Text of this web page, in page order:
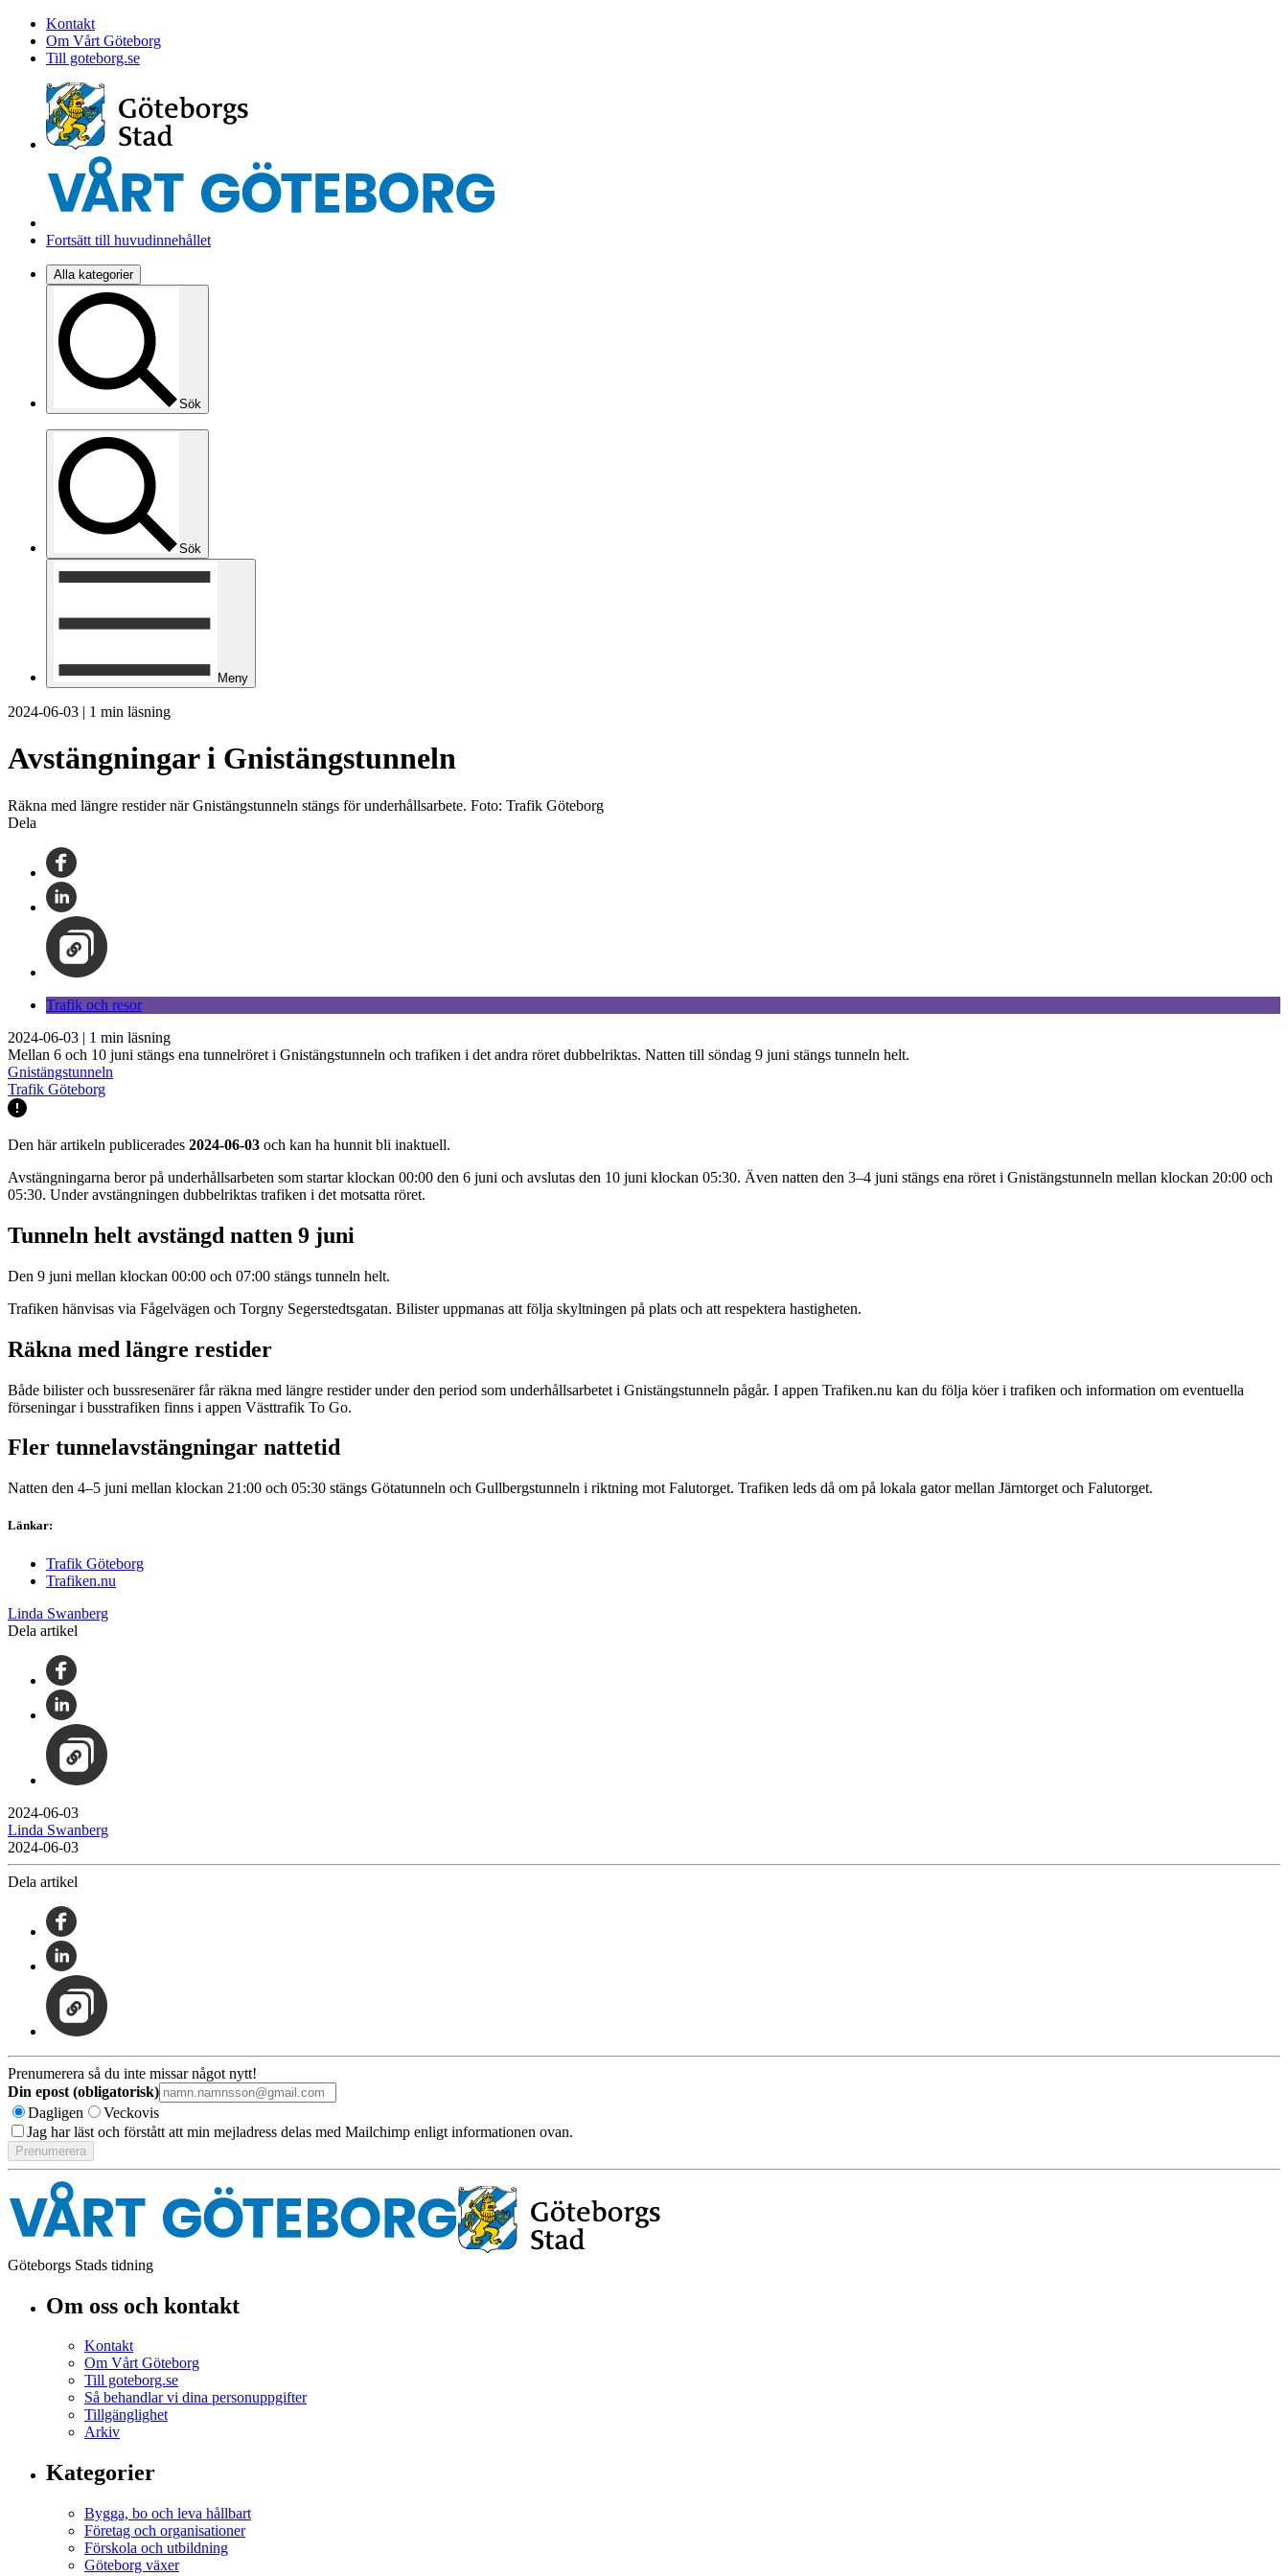
Kontakt
Om Vårt Göteborg
Till goteborg.se
Fortsätt till huvudinnehållet
Alla kategorier
Sök
Sök
Meny
2024-06-03 | 1 min läsning
Avstängningar i Gnistängstunneln
Räkna med längre restider när Gnistängstunneln stängs för underhållsarbete. Foto: Trafik Göteborg
Dela
Trafik och resor
2024-06-03 | 1 min läsning
Mellan 6 och 10 juni stängs ena tunnelröret i Gnistängstunneln och trafiken i det andra röret dubbelriktas. Natten till söndag 9 juni stängs tunneln helt.
Gnistängstunneln
Trafik Göteborg
Den här artikeln publicerades 2024-06-03 och kan ha hunnit bli inaktuell.
Avstängningarna beror på underhållsarbeten som startar klockan 00:00 den 6 juni och avslutas den 10 juni klockan 05:30. Även natten den 3–4 juni stängs ena röret i Gnistängstunneln mellan klockan 20:00 och
05:30. Under avstängningen dubbelriktas trafiken i det motsatta röret.
Tunneln helt avstängd natten 9 juni
Den 9 juni mellan klockan 00:00 och 07:00 stängs tunneln helt.
Trafiken hänvisas via Fågelvägen och Torgny Segerstedtsgatan. Bilister uppmanas att följa skyltningen på plats och att respektera hastigheten.
Räkna med längre restider
Både bilister och bussresenärer får räkna med längre restider under den period som underhållsarbetet i Gnistängstunneln pågår. I appen Trafiken.nu kan du följa köer i trafiken och information om eventuella
förseningar i busstrafiken finns i appen Västtrafik To Go.
Fler tunnelavstängningar nattetid
Natten den 4–5 juni mellan klockan 21:00 och 05:30 stängs Götatunneln och Gullbergstunneln i riktning mot Falutorget. Trafiken leds då om på lokala gator mellan Järntorget och Falutorget.
Länkar:
Trafik Göteborg
Trafiken.nu
Linda Swanberg
Dela artikel
2024-06-03
Linda Swanberg
2024-06-03
Dela artikel
Prenumerera så du inte missar något nytt!
Din epost (obligatorisk)
Dagligen
Veckovis
Jag har läst och förstått att min mejladress delas med Mailchimp enligt informationen ovan.
Göteborgs Stads tidning
Om oss och kontakt
Kontakt
Om Vårt Göteborg
Till goteborg.se
Så behandlar vi dina personuppgifter
Tillgänglighet
Arkiv
Kategorier
Bygga, bo och leva hållbart
Företag och organisationer
Förskola och utbildning
Göteborg växer